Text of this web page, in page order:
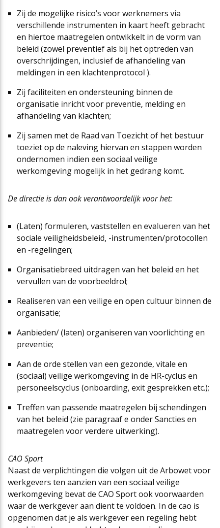
Zij de mogelijke risico’s voor werknemers via
verschillende instrumenten in kaart heeft gebracht
en hiertoe maatregelen ontwikkelt in de vorm van
beleid (zowel preventief als bij het optreden van
overschrijdingen, inclusief de afhandeling van
meldingen in een klachtenprotocol ).
Zij faciliteiten en ondersteuning binnen de
organisatie inricht voor preventie, melding en
afhandeling van klachten;
Zij samen met de Raad van Toezicht of het bestuur
toeziet op de naleving hiervan en stappen worden
ondernomen indien een sociaal veilige
werkomgeving mogelijk in het gedrang komt.
De directie is dan ook verantwoordelijk voor het:
(Laten) formuleren, vaststellen en evalueren van het
sociale veiligheidsbeleid, -instrumenten/protocollen
en -regelingen;
Organisatiebreed uitdragen van het beleid en het
vervullen van de voorbeeldrol;
Realiseren van een veilige en open cultuur binnen de
organisatie;
Aanbieden/ (laten) organiseren van voorlichting en
preventie;
Aan de orde stellen van een gezonde, vitale en
(sociaal) veilige werkomgeving in de HR-cyclus en
personeelscyclus (onboarding, exit gesprekken etc.);
Treffen van passende maatregelen bij schendingen
van het beleid (zie paragraaf e onder Sancties en
maatregelen voor verdere uitwerking).
CAO Sport
Naast de verplichtingen die volgen uit de Arbowet voor
werkgevers ten aanzien van een sociaal veilige
werkomgeving bevat de CAO Sport ook voorwaarden
waar de werkgever aan dient te voldoen. In de cao is
opgenomen dat je als werkgever een regeling hebt